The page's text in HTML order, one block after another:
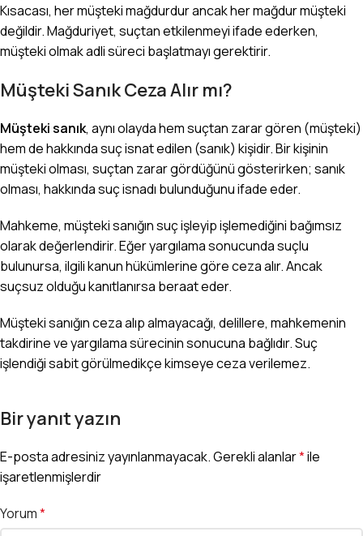
Kısacası, her müşteki mağdurdur ancak her mağdur müşteki
değildir. Mağduriyet, suçtan etkilenmeyi ifade ederken,
müşteki olmak adli süreci başlatmayı gerektirir.
Müşteki Sanık Ceza Alır mı?
Müşteki sanık, aynı olayda hem suçtan zarar gören (müşteki)
hem de hakkında suç isnat edilen (sanık) kişidir. Bir kişinin
müşteki olması, suçtan zarar gördüğünü gösterirken; sanık
olması, hakkında suç isnadı bulunduğunu ifade eder.
Mahkeme, müşteki sanığın suç işleyip işlemediğini bağımsız
olarak değerlendirir. Eğer yargılama sonucunda suçlu
bulunursa, ilgilikanunhükümlerine göre ceza alır. Ancak
suçsuz olduğu kanıtlanırsa beraat eder.
Müşteki sanığın ceza alıp almayacağı, delillere, mahkemenin
takdirine ve yargılama sürecinin sonucuna bağlıdır. Suç
işlendiği sabit görülmedikçe kimseye ceza verilemez.
Bir yanıt yazın
E-posta adresiniz yayınlanmayacak.Gerekli alanlar*ile
işaretlenmişlerdir
Yorum*